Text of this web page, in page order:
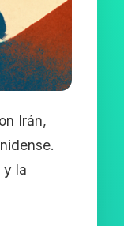
Irán,
y la